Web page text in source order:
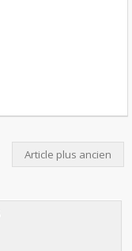
Article plus ancien